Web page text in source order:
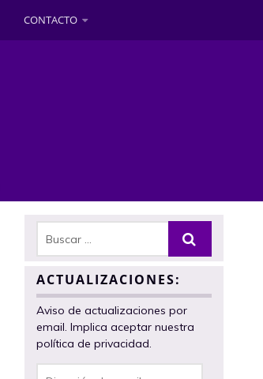
CONTACTO
ACTUALIZACIONES:
Aviso de actualizaciones por
email. Implica aceptar nuestra
política de privacidad.